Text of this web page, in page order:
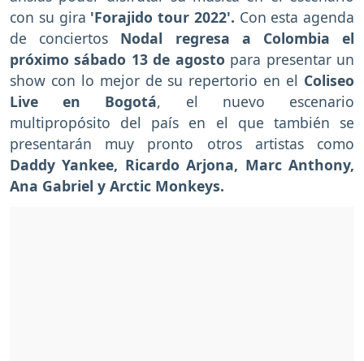
con su gira 'Forajido tour 2022'. Con esta agenda
de conciertos Nodal regresa a Colombia el
próximo sábado 13 de agosto para presentar un
show con lo mejor de su repertorio en el Coliseo
Live en Bogotá, el nuevo escenario
multipropósito del país en el que también se
presentarán muy pronto otros artistas como
Daddy Yankee, Ricardo Arjona, Marc Anthony,
Ana Gabriel y Arctic Monkeys.